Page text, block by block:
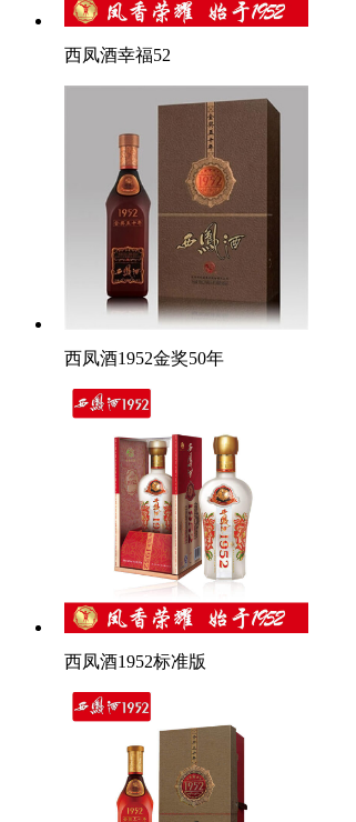
西凤酒幸福52
西凤酒1952金奖50年
西凤酒1952标准版